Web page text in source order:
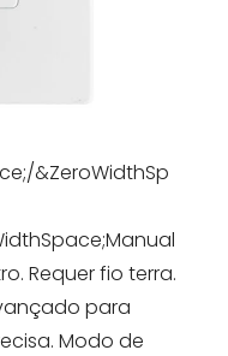
direta pelo
&ZeroWidthSp
Requer fio terra.
para
Modo de